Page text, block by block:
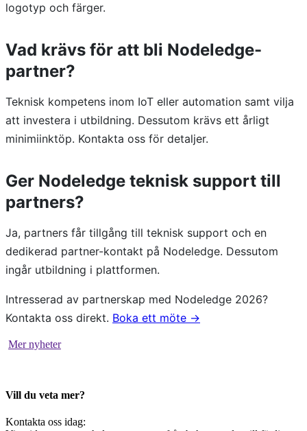
logotyp och färger.
Vad krävs för att bli Nodeledge-
partner?
Teknisk kompetens inom IoT eller automation samt vilja
att investera i utbildning. Dessutom krävs ett årligt
minimiinktöp. Kontakta oss för detaljer.
Ger Nodeledge teknisk support till
partners?
Ja, partners får tillgång till teknisk support och en
dedikerad partner-kontakt på Nodeledge. Dessutom
ingår utbildning i plattformen.
Intresserad av partnerskap med Nodeledge 2026?
Kontakta oss direkt. Boka ett möte →
Mer nyheter
Vill du veta mer?
Kontakta oss idag: